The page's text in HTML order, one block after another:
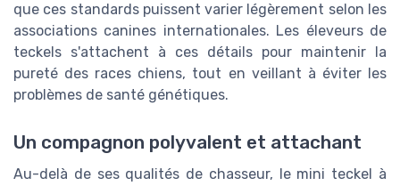
que ces standards puissent varier légèrement selon les
associations canines internationales. Les éleveurs de
teckels s'attachent à ces détails pour maintenir la
pureté des races chiens, tout en veillant à éviter les
problèmes de santé génétiques.
Un compagnon polyvalent et attachant
Au-delà de ses qualités de chasseur, le mini teckel à